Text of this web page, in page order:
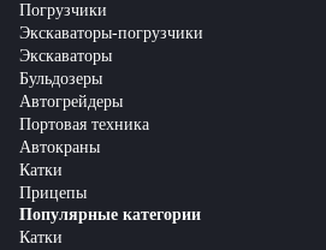
Погрузчики
Экскаваторы-погрузчики
Экскаваторы
Бульдозеры
Автогрейдеры
Портовая техника
Автокраны
Катки
Прицепы
Популярные категории
Катки